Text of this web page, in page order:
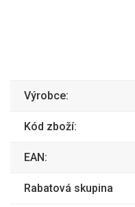
Výrobce:
Kód zboží:
EAN:
Rabatová skupina